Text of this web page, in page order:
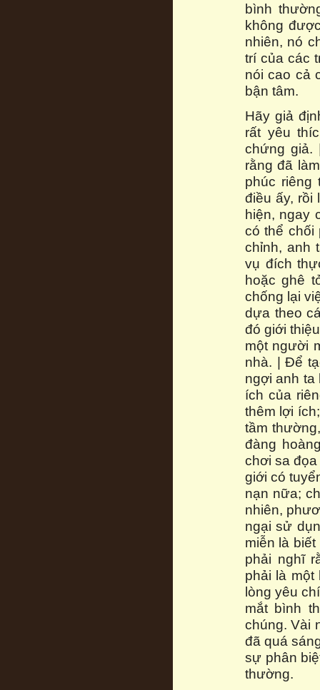
bình
không
nhiên, nó
trí của các
nói cao cả
bận tâm.
Hãy giả
rất yêu
chứng giả.
rằng đã
phúc
điều ấy, rồi
hiện, ngay
có thể chối
chỉnh, anh
vụ đích
hoặc ghê
chống lại
dựa theo
đó giới
một người
nhà. | Để
ngợi anh ta
ích của
thêm lợi
tầm
đàng
chơi sa
giới có
nạn nữa;
nhiên,
ngại sử
miễn là
phải nghĩ
phải là
lòng yêu
mắt bình
chúng. Vài
đã quá
sự phân
thường.